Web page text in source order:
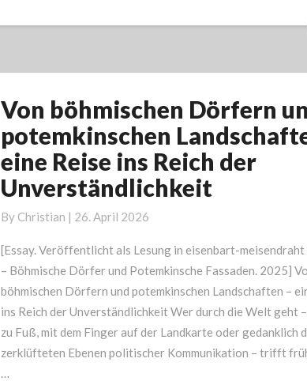
Von
böhmischen
Dörfern
und
potemkinschen
–
eine
Reise
ins
Unverständlichkeit
Von böhmischen Dörfern
potemkinschen
eine Reise ins Reich der
Unverständlichkeit
By Christian | 26. April 2026
[Essay. Veröffentlicht als Lesung in eisenbart-
– Böhmische Dörfer und Potemkinsche Fassaden. 2025]
böhmischen Dörfern und potemkinschen Landschaften –
ins Reich der Unverständlichkeit Wer durch die Welt geht
zu Fuß, mit dem Finger auf der Landkarte oder gedanklich
zerklüfteten Ebenen politischer Kommunikation – trifft
…